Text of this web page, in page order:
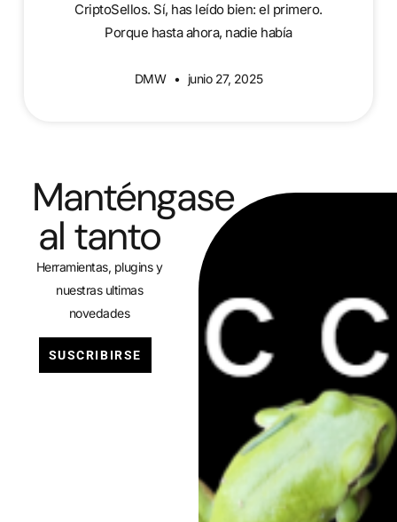
CriptoSellos. Sí, has leído bien: el primero.
Porque hasta ahora, nadie había
DMW junio 27, 2025
Manténgase
al tanto
Herramientas, plugins y
nuestras ultimas
novedades
SUSCRIBIRSE